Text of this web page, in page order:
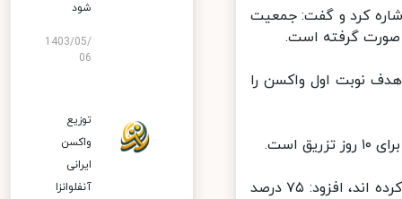
کرد و گفت: جمعیت
گفت که ۲۴.۴ درصد جمعیت هدف نوبت اول واکسن را
وی با اعلام اینکه ۸۱ درصد از جمعیت بالای ۸۵ سال تاکنون واکسن دریافت کرده اند، افزود: ۷۵ درصد
شود
1403/05/
06
توزیع
واکسن
ایرانی
آنفلوانزا